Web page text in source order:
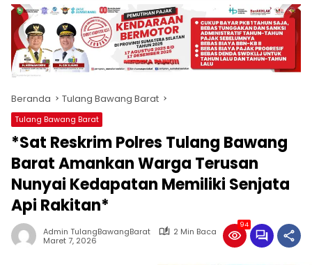
produk
antara
lain
mampu
menjadi
komunikasi
usaha
(beriklan),
fokus
pada
pemberitaan
nasional
maupun
international,
bernuansa
lokal
Beranda Tulang Bawang Barat
Tulang Bawang Barat
*Sat Reskrim Polres Tulang Bawang
Barat Amankan Warga Terusan
Nunyai Kedapatan Memiliki Senjata
Api Rakitan*
Admin TulangBawangBarat
2 Min Baca
Maret 7, 2026
94